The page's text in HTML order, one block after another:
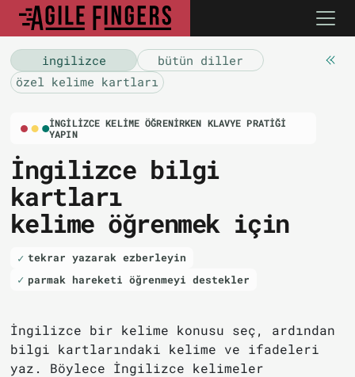
i̇ngilizce
bütün diller
özel kelime kartları
İNGILIZCE KELIME ÖĞRENIRKEN KLAVYE PRATIĞI
YAPIN
İngilizce bilgi
kartları
kelime öğrenmek için
tekrar yazarak ezberleyin
parmak hareketi öğrenmeyi destekler
İngilizce bir kelime konusu seç, ardından
bilgi kartlarındaki kelime ve ifadeleri
yaz. Böylece İngilizce kelimeler